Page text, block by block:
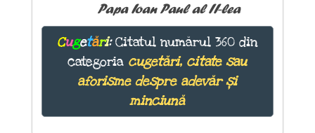
Papa Ioan Paul al II-lea
Cugetări:Citatul numărul 360 din
categoria cugetări, citate sau
aforisme despre adevăr și
minciună